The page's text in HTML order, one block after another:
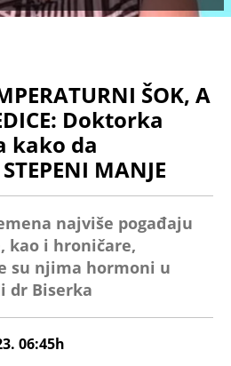
ŠOK, A
Doktorka
kako da
MANJE
najviše pogađaju
kao i hroničare,
su njima hormoni u
dr Biserka
06:45h